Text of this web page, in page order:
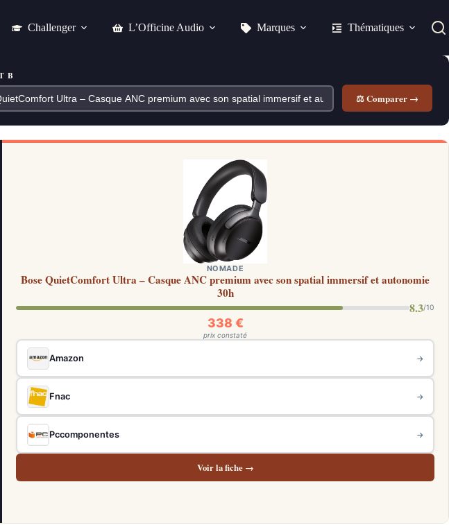
Challenger L’Officine Audio Marques Thématiques
B
⚖ Comparer →
NOMADE
Bose QuietComfort Ultra – Casque ANC premium avec son spatial immersif et autonomie
30h
8.3/10
338 €
prix constaté
Amazon →
Fnac →
Pccomponentes →
Voir la fiche →